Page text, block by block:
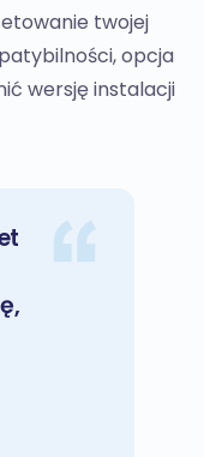
twojej
opcja
wersję instalacji